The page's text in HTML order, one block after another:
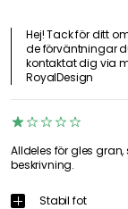
Hej! Tack för ditt
de förväntningar
kontaktat dig via
RoyalDesign
Alldeles för gles
beskrivning.
Stabil fot